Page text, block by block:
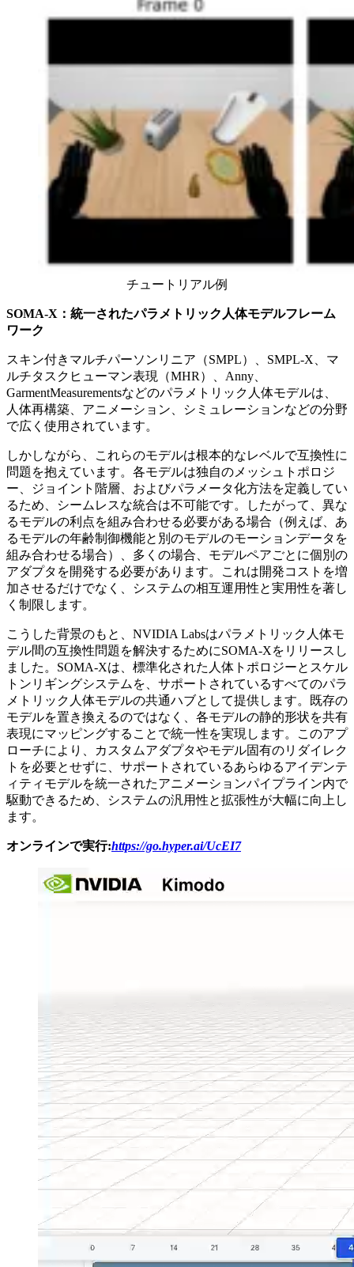
チュートリアル例
SOMA-X：統一されたパラメトリック人体モデルフレーム
ワーク
スキン付きマルチパーソンリニア（SMPL）、SMPL-X、マ
ルチタスクヒューマン表現（MHR）、Anny、
GarmentMeasurementsなどのパラメトリック人体モデルは、
人体再構築、アニメーション、シミュレーションなどの分野
で広く使用されています。
しかしながら、これらのモデルは根本的なレベルで互換性に
問題を抱えています。各モデルは独自のメッシュトポロジ
ー、ジョイント階層、およびパラメータ化方法を定義してい
るため、シームレスな統合は不可能です。したがって、異な
るモデルの利点を組み合わせる必要がある場合（例えば、あ
るモデルの年齢制御機能と別のモデルのモーションデータを
組み合わせる場合）、多くの場合、モデルペアごとに個別の
アダプタを開発する必要があります。これは開発コストを増
加させるだけでなく、システムの相互運用性と実用性を著し
く制限します。
こうした背景のもと、NVIDIA Labsはパラメトリック人体モ
デル間の互換性問題を解決するためにSOMA-Xをリリースし
ました。SOMA-Xは、標準化された人体トポロジーとスケル
トンリギングシステムを、サポートされているすべてのパラ
メトリック人体モデルの共通ハブとして提供します。既存の
モデルを置き換えるのではなく、各モデルの静的形状を共有
表現にマッピングすることで統一性を実現します。このアプ
ローチにより、カスタムアダプタやモデル固有のリダイレク
トを必要とせずに、サポートされているあらゆるアイデンテ
ィティモデルを統一されたアニメーションパイプライン内で
駆動できるため、システムの汎用性と拡張性が大幅に向上し
ます。
オンラインで実行:https://go.hyper.ai/UcEI7